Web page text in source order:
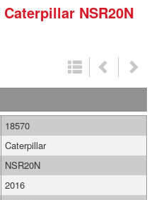
Caterpillar NSR20N
18570
Caterpillar
NSR20N
2016